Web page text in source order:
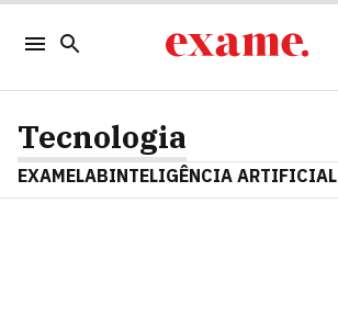
Tecnologia
EXAMELABINTELIGÊNCIA ARTIFICIAL